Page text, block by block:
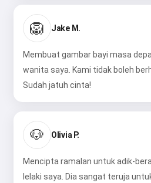
🦁 Jake M.
Membuat gambar bayi masa
wanita saya. Kami tidak boleh
Sudah jatuh cinta!
🐶 Olivia P.
Mencipta ramalan untuk adik-
lelaki saya. Dia sangat teruja